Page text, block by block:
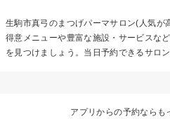
生駒市真弓のまつげパーマサロン(人気が
得意メニューや豊富な施設・サービスな
を見つけましょう。当日予約できるサロン
アプリからの予約ならも